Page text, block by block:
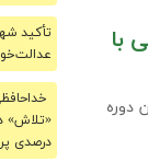
با
۱۸ خرداد ، میزبان دوره
تأکید
درصدی